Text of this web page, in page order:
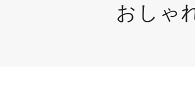
おしゃ